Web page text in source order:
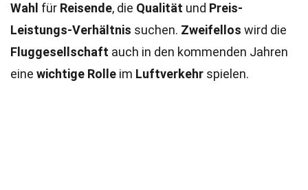
Wahl für Reisende, die Qualität und Preis-
Leistungs-Verhältnis suchen. Zweifellos wird die
Fluggesellschaft auch in den kommenden Jahren
eine wichtige Rolle im Luftverkehr spielen.